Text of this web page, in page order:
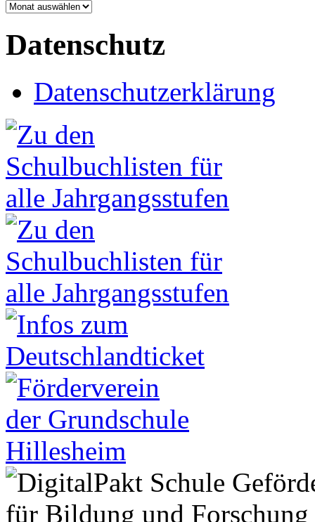
Archiv
Datenschutz
Datenschutzerklärung